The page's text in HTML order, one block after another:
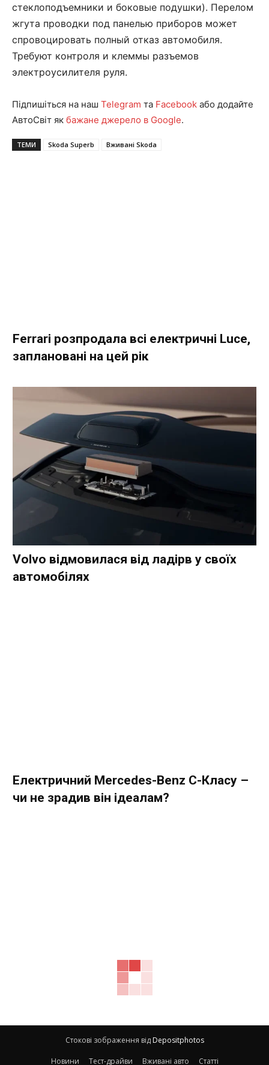
стеклоподъемники и боковые подушки). Перелом
жгута проводки под панелью приборов может
спровоцировать полный отказ автомобиля.
Требуют контроля и клеммы разъемов
электроусилителя руля.
Підпишіться на наш Telegram та Facebook або додайте
АвтоСвіт як бажане джерело в Google.
ТЕМИ Skoda Superb Вживані Skoda
Ferrari розпродала всі електричні Luce,
заплановані на цей рік
Volvo відмовилася від ладірв у своїх
автомобілях
Електричний Mercedes-Benz C-Класу –
чи не зрадив він ідеалам?
Стокові зображення від Depositphotos
Новини Тест-драйви Вживані авто Статті